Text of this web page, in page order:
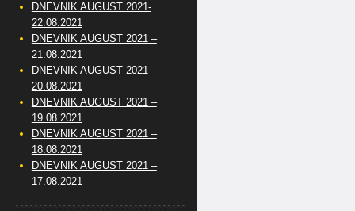
DNEVNIK AUGUST 2021-
22.08.2021
DNEVNIK AUGUST 2021 –
21.08.2021
DNEVNIK AUGUST 2021 –
20.08.2021
DNEVNIK AUGUST 2021 –
19.08.2021
DNEVNIK AUGUST 2021 –
18.08.2021
DNEVNIK AUGUST 2021 –
17.08.2021